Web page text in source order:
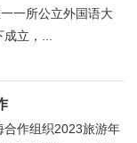
一所公立外国语大
立，...
合作组织2023旅游年